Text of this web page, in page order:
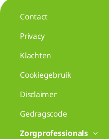
Contact
Privacy
Klachten
Cookiegebruik
Disclaimer
Gedragscode
Zorgprofessionals